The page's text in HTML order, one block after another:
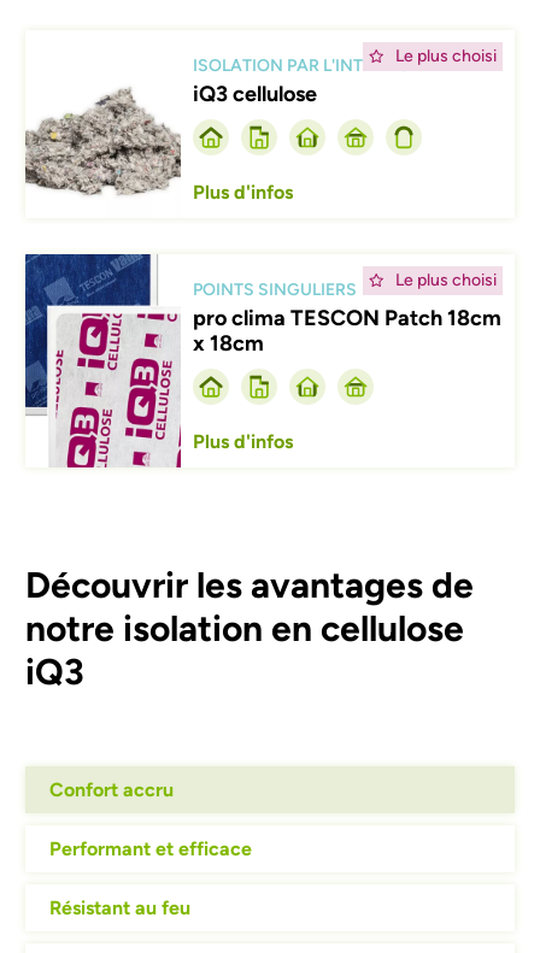
Le plus choisi
ISOLATION PAR L'INTÉRIEUR
iQ3 cellulose
Plus d'infos
Le plus choisi
Afbeelding
POINTS SINGULIERS
pro clima TESCON Patch 18cm
x 18cm
Plus d'infos
Découvrir les avantages de
notre isolation en cellulose
iQ3
Confort accru
Performant et efficace
Résistant au feu